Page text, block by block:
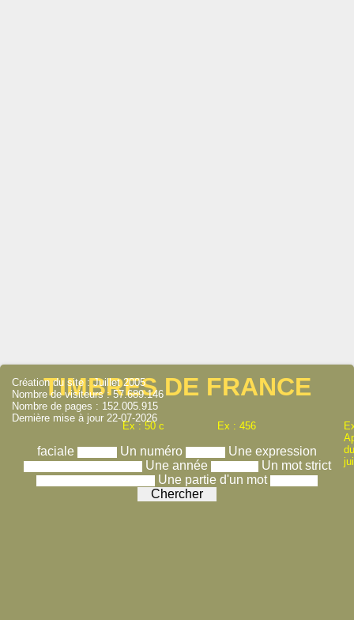
TIMBRES DE FRANCE
Ex : 50 c Ex : 456
faciale Un numéro
Une expression
Une année
Un mot strict
Une partie d'un mot
Création du site : Juillet 2005
Nombre de visiteurs : 57.689.146
Nombre de pages : 152.005.915
Dernière mise à jour 22-07-2026